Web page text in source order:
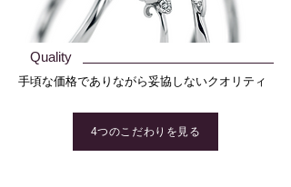
Quality
手頃な価格でありながら妥協しないクオリティ
4つのこだわりを見る